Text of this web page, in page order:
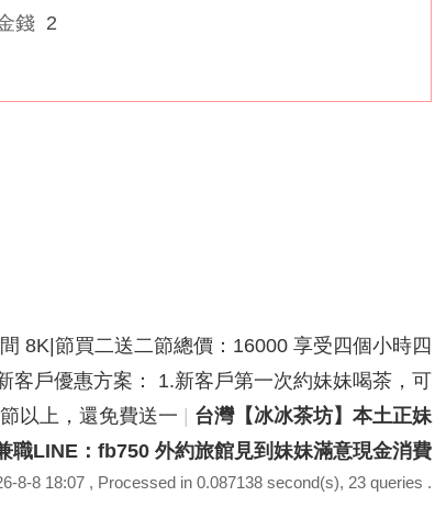
錢 2
8K|節買二送二節總價：16000 享受四個小時四
客戶優惠方案： 1.新客戶第一次約妹妹喝茶，可
以上，還免費送一
台灣【冰冰茶坊】本土正妹
職LINE：fb750 外約旅館見到妹妹滿意現金消費
8-8 18:07, Processed in 0.087138 second(s), 23 queries .